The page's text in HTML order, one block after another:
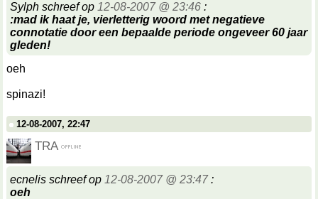
Sylph schreef op 12-08-2007 @ 23:46 :
:mad ik haat je, vierletterig woord met negatieve
connotatie door een bepaalde periode ongeveer 60 jaar
gleden!
oeh
spinazi!
12-08-2007, 22:47
TRA
ecnelis schreef op 12-08-2007 @ 23:47:
oeh